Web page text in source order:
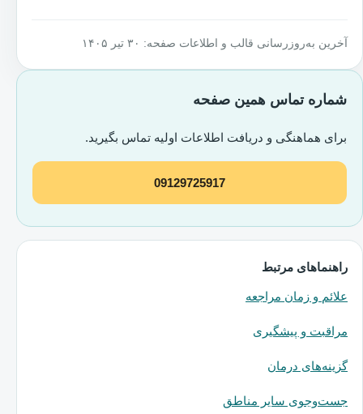
آخرین به‌روزرسانی قالب و اطلاعات صفحه: ۳۰ تیر ۱۴۰۵
شماره تماس همین صفحه
برای هماهنگی و دریافت اطلاعات اولیه تماس بگیرید.
09129725917
راهنماهای مرتبط
علائم و زمان مراجعه
مراقبت و پیشگیری
گزینه‌های درمان
جست‌وجوی سایر مناطق